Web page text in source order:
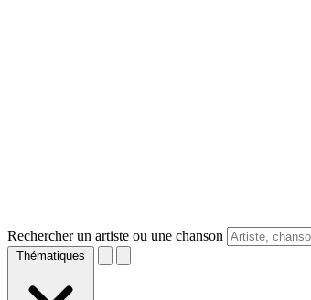
Rechercher un artiste ou une chanson
Thématiques